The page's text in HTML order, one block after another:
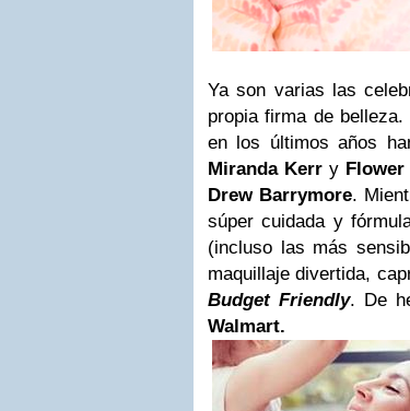
Ya son varias las
propia firma de
en los últimos años
Miranda Kerr y Flower
Drew Barrymore.
súper cuidada y
(incluso las más
maquillaje divertida,
Budget Friendly. De
Walmart.